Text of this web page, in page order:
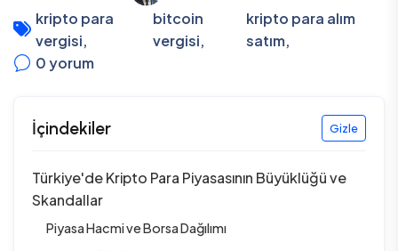
kripto para
vergisi,
bitcoin
vergisi,
kripto para alım
satım,
0yorum
İçindekiler Gizle
Türkiye'de Kripto Para Piyasasının Büyüklüğü ve
Skandallar
Piyasa Hacmi ve Borsa Dağılımı